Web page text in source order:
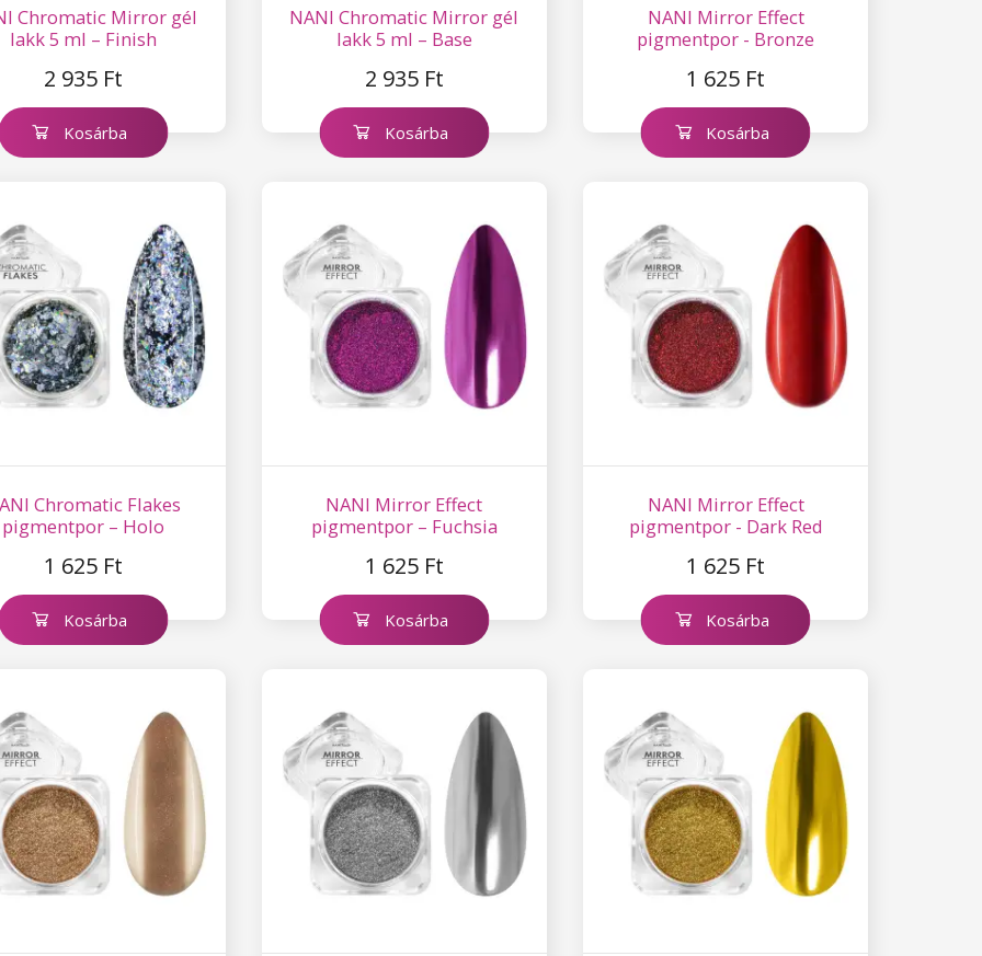
Chromatic Mirror gél
lakk 5 ml – Finish
2 935 Ft
Kosárba
NANI Chromatic Mirror gél
lakk 5 ml – Base
2 935 Ft
Kosárba
NANI Mirror Effect
pigmentpor - Bronze
1 625 Ft
Kosárba
Chromatic Flakes
pigmentpor – Holo
1 625 Ft
Kosárba
NANI Mirror Effect
pigmentpor – Fuchsia
1 625 Ft
Kosárba
NANI Mirror Effect
pigmentpor - Dark Red
1 625 Ft
Kosárba